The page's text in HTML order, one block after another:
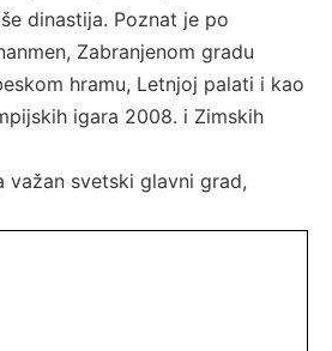
dinastija. Poznat je po
Zabranjenom gradu
hramu, Letnjoj palati i kao
igara 2008. i Zimskih
važan svetski glavni grad,